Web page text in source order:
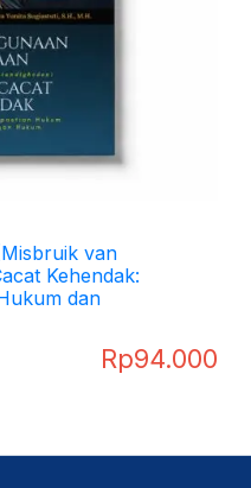
van
Kehendak:
dan
Rp94.000